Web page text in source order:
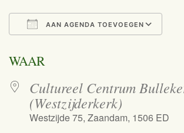
AAN AGENDA TOEVOEGEN
WAAR
Cultureel Centrum
(Westzijderkerk)
Westzijde 75, Zaandam, 1506 ED